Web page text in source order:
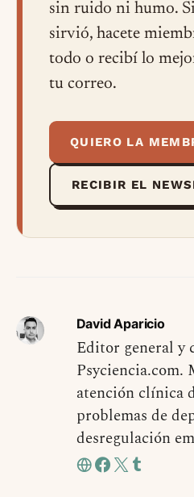
sin ruido ni humo.
sirvió, hacete
todo o recibí lo
tu correo.
QUIERO LA
RECIBIR EL
David Aparicio
Editor general y
Psyciencia.com.
atención clínica
problemas de
desregulación